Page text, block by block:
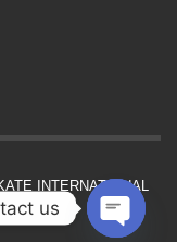
INTERNATIONAL
us